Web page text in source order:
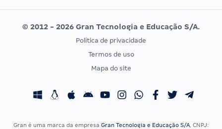
Editais publicados
Vunesp
CONCURSOS POR PROFISSÃO
Concursos Fiscais
EXAME DE ORDEM
Calendário OAB
© 2012 - 2026 Gran Tecnologia e Educação S/A.
Política de privacidade
Termos de uso
Mapa do site
Gran é uma marca da empresa Gran Tecnologia e Educação S/A, CNPJ: